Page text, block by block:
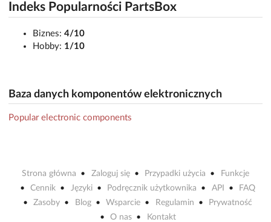
Indeks Popularności PartsBox
Biznes: 4/10
Hobby: 1/10
Baza danych komponentów elektronicznych
Popular electronic components
Strona główna Zaloguj się Przypadki użycia
Funkcje
Cennik
Języki Podręcznik użytkownika API
FAQ
Zasoby
Blog Wsparcie Regulamin
Prywatność
O nas
Kontakt